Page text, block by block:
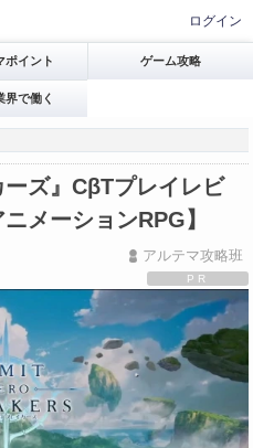
ログイン
ポイント ゲーム攻略
界で働く
ーズ』CβTプレイレビ
メーションRPG】
アルテマ攻略班
PR